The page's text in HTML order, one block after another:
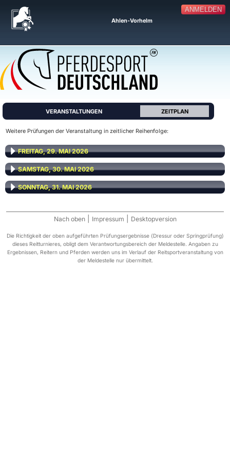
ANMELDEN
Ahlen-Vorhelm
VERANSTALTUNGEN ZEITPLAN
Weitere Prüfungen der Veranstaltung in zeitlicher Reihenfolge:
FREITAG, 29. MAI 2026
SAMSTAG, 30. MAI 2026
SONNTAG, 31. MAI 2026
Nach oben Impressum Desktopversion
Die Richtigkeit der oben aufgeführten Prüfungsergebnisse (Dressur oder Springprüfung)
dieses Reitturnieres, obligt dem Verantwortungsbereich der Meldestelle. Angaben zu
Ergebnissen, Reitern und Pferden werden uns im Verlauf der Reitsportveranstaltung von
der Meldestelle nur übermittelt.